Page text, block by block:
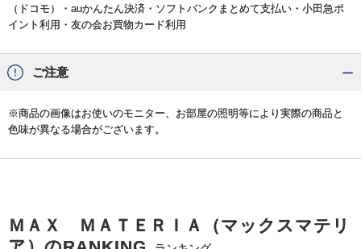
（ドコモ）・auかんたん決済・ソフトバンクまとめて支払い・小田急ポ
イント利用・友の会お買物カード利用
ご注意
※商品の画像はお使いのモニター、お部屋の照明等により実際の商品と
色味が異なる場合がございます。
ＭＡＸ ＭＡＴＥＲＩＡ（マックスマテリ